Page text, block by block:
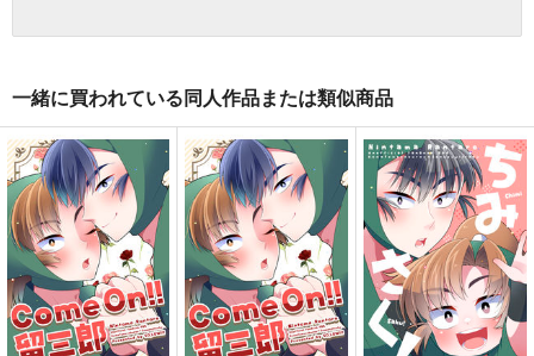
一緒に買われている同人作品または類似商品